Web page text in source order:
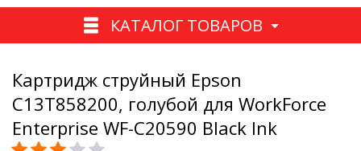
КАТАЛОГ ТОВАРОВ
Картридж струйный Epson
C13T858200, голубой для WorkForce
Enterprise WF-C20590 Black Ink